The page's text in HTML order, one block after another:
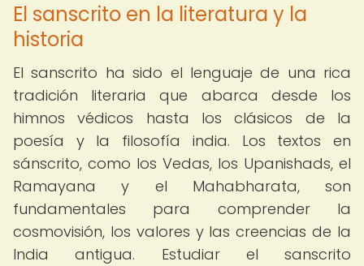
El sanscrito en la literatura y la
historia
El sanscrito ha sido el lenguaje de una rica
tradición literaria que abarca desde los
himnos védicos hasta los clásicos de la
poesía y la filosofía india. Los textos en
sánscrito, como los Vedas, los Upanishads, el
Ramayana y el Mahabharata, son
fundamentales para comprender la
cosmovisión, los valores y las creencias de la
India antigua. Estudiar el sanscrito